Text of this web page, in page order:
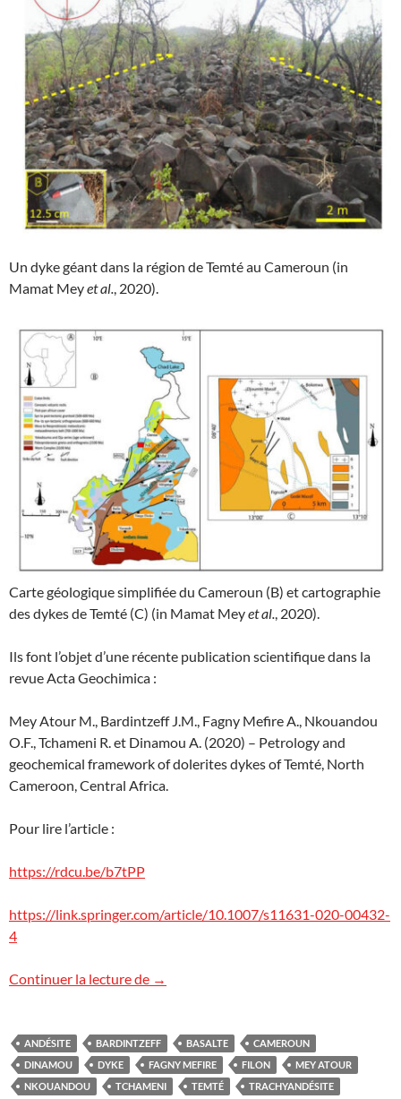
Un dyke géant dans la région de Temté au Cameroun (in
Mamat Meyet al. , 2020).
Carte géologique simplifiée du Cameroun (B) et cartographie
des dykes de Temté (C) (in Mamat Meyet al., 2020).
Ils font l’objet d’une récente publication scientifique dans la
revue Acta Geochimica :
Mey Atour M., Bardintzeff J.M., Fagny Mefire A., Nkouandou
O.F., Tchameni R. et Dinamou A. (2020) – Petrology and
geochemical framework of dolerites dykes of Temté, North
Cameroon, Central Africa.
Pour lire l’article :
https://rdcu.be/b7tPP
https://link.springer.com/article/10.1007/s11631-020-00432-
4
Continuer la lecture de Des dykes géants au Cameroun
→
ANDÉSITE BARDINTZEFF BASALTE
CAMEROUN
DINAMOU
DYKE FAGNY MEFIRE FILON
MEY ATOUR
NKOUANDOU
TCHAMENI TEMTÉ TRACHYANDÉSITE